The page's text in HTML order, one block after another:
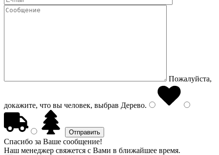
Пожалуйста,
докажите, что вы человек, выбрав Дерево.
Спасибо за Ваше сообщение!
Наш менеджер свяжется с Вами в ближайшее время.